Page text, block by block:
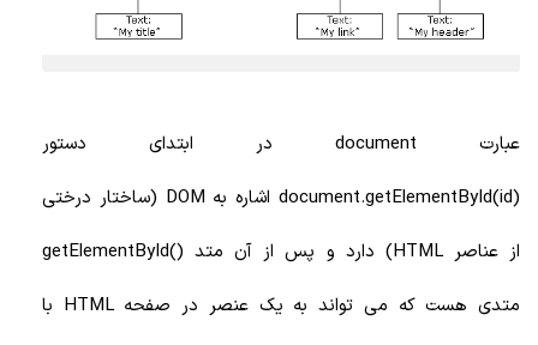
عبارت document در ابتدای دستور
document.getElementById(id) اشاره به DOM (ساختار درختی
از عناصر HTML) دارد و پس از آن متد ()getElementById
متدی هست که می تواند به یک عنصر در صفحه HTML با